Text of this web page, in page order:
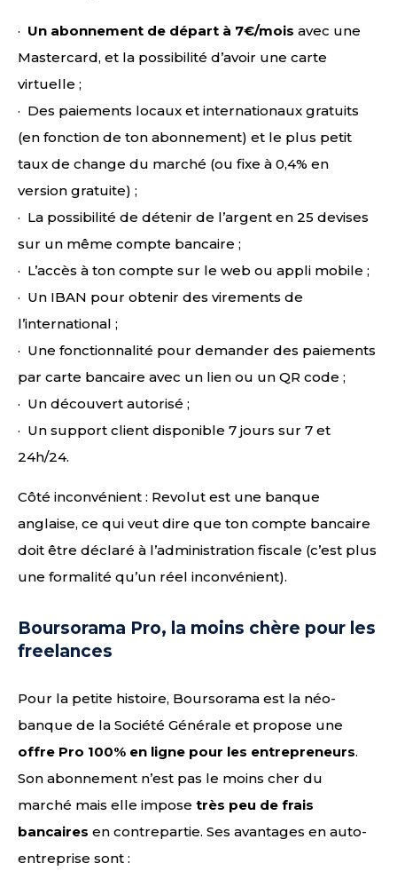
· Un abonnement de départ à 7€/mois avec une
Mastercard, et la possibilité d’avoir une carte
virtuelle ;
· Des paiements locaux et internationaux gratuits
(en fonction de ton abonnement) et le plus petit
taux de change du marché (ou fixe à 0,4% en
version gratuite) ;
· La possibilité de détenir de l’argent en 25 devises
sur un même compte bancaire ;
· L’accès à ton compte sur le web ou appli mobile ;
· Un IBAN pour obtenir des virements de
l’international ;
· Une fonctionnalité pour demander des paiements
par carte bancaire avec un lien ou un QR code ;
· Un découvert autorisé ;
· Un support client disponible 7 jours sur 7 et
24h/24.
Côté inconvénient : Revolut est une banque
anglaise, ce qui veut dire que ton compte bancaire
doit être déclaré à l’administration fiscale (c’est plus
une formalité qu’un réel inconvénient).
Boursorama Pro, la moins chère pour les
freelances
Pour la petite histoire, Boursorama est la néo-
banque de la Société Générale et propose une
offre Pro 100% en ligne pour les entrepreneurs.
Son abonnement n’est pas le moins cher du
marché mais elle impose très peu de frais
bancaires en contrepartie. Ses avantages en auto-
entreprise sont :